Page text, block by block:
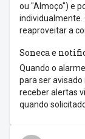
ou "Almoço") e
individualmente.
reaproveitar a
Soneca e
Quando o
para ser
receber alertas
quando